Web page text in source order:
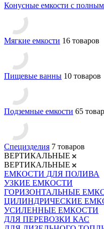
Конусные емкости с
Мягкие емкости 16 товаров
Пищевые ванны 10 товаров
Подземные емкости 65
Специзделия 7 товаров
ВЕРТИКАЛЬНЫЕ
ВЕРТИКАЛЬНЫЕ
ЕМКОСТИ ДЛЯ ПОЛИВА
УЗКИЕ ЕМКОСТИ
ГОРИЗОНТАЛЬНЫЕ
ЦИЛИНДРИЧЕСКИЕ
УСИЛЕННЫЕ ЕМКОСТИ
ДЛЯ ПЕРЕВОЗКИ КАС